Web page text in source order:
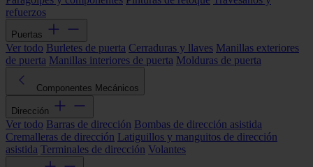
refuerzos
Puertas
Ver todo Burletes de puerta Cerraduras y llaves Manillas exteriores
de puerta Manillas interiores de puerta Molduras de puerta
Componentes Mecánicos
Dirección
Ver todo Barras de dirección Bombas de dirección asistida
Cremalleras de dirección Latiguillos y manguitos de dirección
asistida Terminales de dirección Volantes